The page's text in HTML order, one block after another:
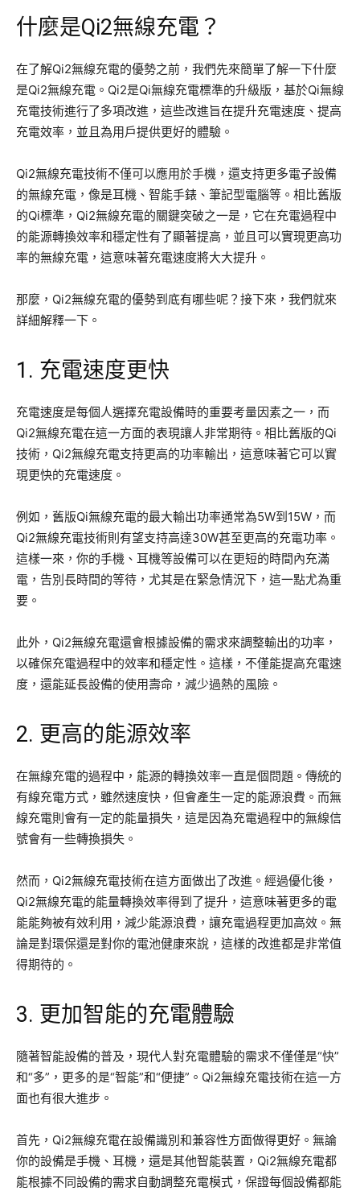
什麼是Qi2無線充電？
在了解Qi2無線充電的優勢之前，我們先來簡單了解一下什麼
是Qi2無線充電。Qi2是Qi無線充電標準的升級版，基於Qi無線
充電技術進行了多項改進，這些改進旨在提升充電速度、提高
充電效率，並且為用戶提供更好的體驗。
Qi2無線充電技術不僅可以應用於手機，還支持更多電子設備
的無線充電，像是耳機、智能手錶、筆記型電腦等。相比舊版
的Qi標準，Qi2無線充電的關鍵突破之一是，它在充電過程中
的能源轉換效率和穩定性有了顯著提高，並且可以實現更高功
率的無線充電，這意味著充電速度將大大提升。
那麼，Qi2無線充電的優勢到底有哪些呢？接下來，我們就來
詳細解釋一下。
1. 充電速度更快
充電速度是每個人選擇充電設備時的重要考量因素之一，而
Qi2無線充電在這一方面的表現讓人非常期待。相比舊版的Qi
技術，Qi2無線充電支持更高的功率輸出，這意味著它可以實
現更快的充電速度。
例如，舊版Qi無線充電的最大輸出功率通常為5W到15W，而
Qi2無線充電技術則有望支持高達30W甚至更高的充電功率。
這樣一來，你的手機、耳機等設備可以在更短的時間內充滿
電，告別長時間的等待，尤其是在緊急情況下，這一點尤為重
要。
此外，Qi2無線充電還會根據設備的需求來調整輸出的功率，
以確保充電過程中的效率和穩定性。這樣，不僅能提高充電速
度，還能延長設備的使用壽命，減少過熱的風險。
2. 更高的能源效率
在無線充電的過程中，能源的轉換效率一直是個問題。傳統的
有線充電方式，雖然速度快，但會產生一定的能源浪費。而無
線充電則會有一定的能量損失，這是因為充電過程中的無線信
號會有一些轉換損失。
然而，Qi2無線充電技術在這方面做出了改進。經過優化後，
Qi2無線充電的能量轉換效率得到了提升，這意味著更多的電
能能夠被有效利用，減少能源浪費，讓充電過程更加高效。無
論是對環保還是對你的電池健康來說，這樣的改進都是非常值
得期待的。
3. 更加智能的充電體驗
隨著智能設備的普及，現代人對充電體驗的需求不僅僅是“快”
和“多”，更多的是“智能”和“便捷”。Qi2無線充電技術在這一方
面也有很大進步。
首先，Qi2無線充電在設備識別和兼容性方面做得更好。無論
你的設備是手機、耳機，還是其他智能裝置，Qi2無線充電都
能根據不同設備的需求自動調整充電模式，保證每個設備都能